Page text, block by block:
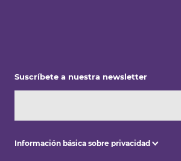
Suscríbete a nuestra newsletter
Información básica sobre privacidad